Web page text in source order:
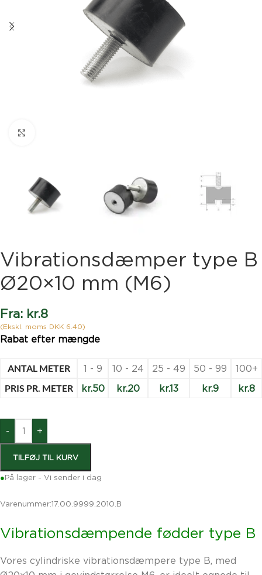
Vibrationsdæmper type B
Ø20×10 mm (M6)
Fra: kr.8
(Ekskl. moms DKK 6.40)
Rabat efter mængde
ANTAL METER 1 - 9 10 - 24 25 - 49 50 - 99 100+
PRIS PR. METER kr.50 kr.20 kr.13 kr.9 kr.8
- +
TILFØJ TIL KURV
●På lager - Vi sender i dag
Varenummer:17.00.9999.2010.B
Vibrationsdæmpende fødder type B
Vores cylindriske vibrationsdæmpere type B, med